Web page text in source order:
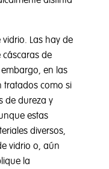
Las hay de
de
en las
tratados como si
de dureza y
estas
diversos,
vidrio o, aún
la